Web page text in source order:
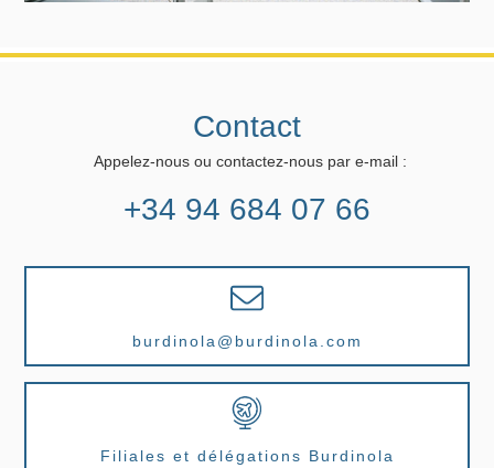
Contact
Appelez-nous ou contactez-nous par e-mail :
+34 94 684 07 66
burdinola@burdinola.com
Filiales et délégations Burdinola